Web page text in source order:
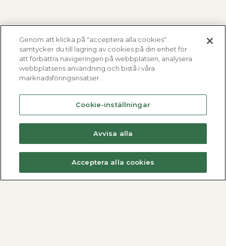
Genom att klicka på "acceptera alla cookies"
samtycker du till lagring av cookies på din enhet för
att förbättra navigeringen på webbplatsen, analysera
webbplatsens användning och bistå i våra
marknadsföringsinsatser.
Cookie-inställningar
Avvisa alla
Acceptera alla cookies